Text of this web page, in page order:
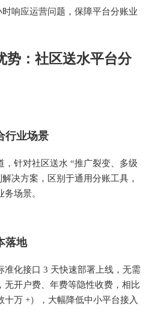
响应运营问题，保障平台分账业
势：社区送水平台分
行业场景
，针对社区送水 “推广裂变、多级
决方案，区别于通用分账工具，
场景。
落地
准化接口 3 天快速部署上线，无需
无开户费、年费等隐性收费，相比
十万 +），大幅降低中小平台接入